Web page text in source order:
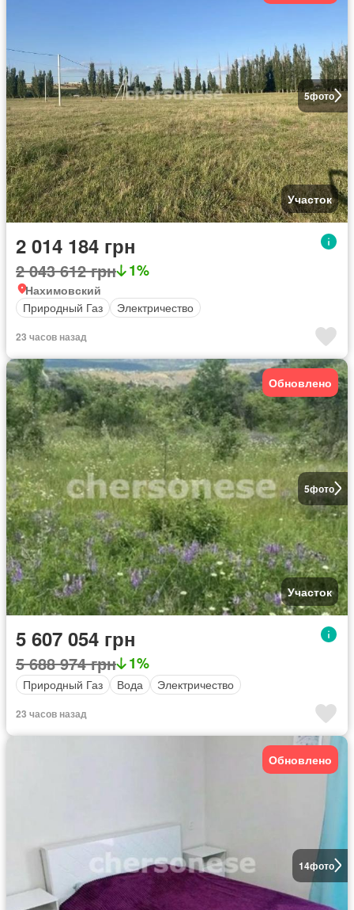
5фото
Участок
2 014 184 грн
2 043 612 грн 1%
Нахимовский
Природный Газ
Электричество
23 часов назад
5фото
Обновлено
Участок
5 607 054 грн
5 688 974 грн 1%
Природный Газ Вода Электричество
23 часов назад
14фото
Обновлено